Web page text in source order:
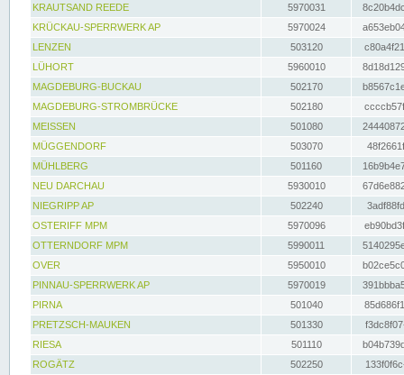
KRAUTSAND REEDE
5970031
KRÜCKAU-SPERRWERK AP
5970024
LENZEN
503120
LÜHORT
5960010
MAGDEBURG-BUCKAU
502170
MAGDEBURG-STROMBRÜCKE
502180
MEISSEN
501080
MÜGGENDORF
503070
MÜHLBERG
501160
NEU DARCHAU
5930010
NIEGRIPP AP
502240
OSTERIFF MPM
5970096
OTTERNDORF MPM
5990011
OVER
5950010
PINNAU-SPERRWERK AP
5970019
PIRNA
501040
PRETZSCH-MAUKEN
501330
RIESA
501110
ROGÄTZ
502250